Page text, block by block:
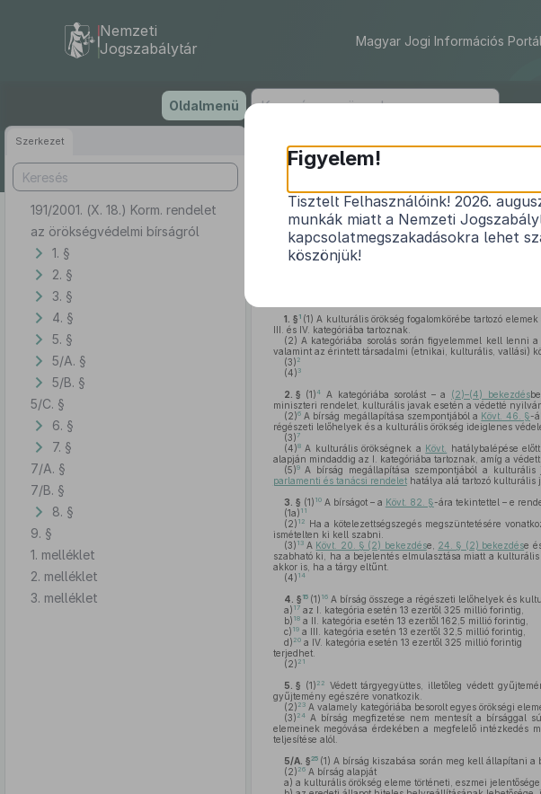
tartalomra
Nemzeti
Jogszabálytár
Magyar Jogi Információs Portál
Oldalmenü
Szerkezet
191/2001. (X. 18.) Korm. rendelet
az örökségvédelmi bírságról
1. §
2. §
3. §
4. §
5. §
5/A. §
5/B. §
5/C. §
6. §
7. §
7/A. §
7/B. §
8. §
9. §
1. melléklet
2. melléklet
3. melléklet
191/
az
1. § 1 (1) A kulturális örökség fogalomkörébe tartozó
III. és IV. kategóriába tartoznak.
(2) A kategóriába sorolás során figyelemmel kell lenni
valamint az érintett társadalmi (etnikai, kulturális, vallási)
(3) 2
(4) 3
2. § (1)4 A kategóriába sorolást – a (2)–(4) bekezdés
miniszteri rendelet, kulturális javak esetén a védetté
(2)6A bírság megállapítása szempontjából a Kövt. 46. §-
régészeti lelőhelyek és a kulturális örökség ideiglenes
(3)7
(4)8A kulturális örökségnek a Kövt.
hatálybalépése
alapján mindaddig az I. kategóriába tartoznak, amíg a
(5)9A bírság megállapítása szempontjából a kulturális
parlamenti és tanácsi rendelethatálya alá tartozó kulturális
3. § (1) 10A bírságot – a Kövt. 82. §-ára tekintettel – e
(1a) 11
(2) 12
Ha a kötelezettségszegés megszüntetésére
ismételten ki kell szabni.
(3) 13A Kövt. 20. § (2) bekezdése, 24. § (2) bekezdése
szabható ki, ha a bejelentés elmulasztása miatt a
akkor is, ha a tárgy eltűnt.
(4) 14
4. § 15 (1) 16A bírság összege a régészeti lelőhelyek és
a) 17az I. kategória esetén 13 ezertől 325 millió forintig,
b) 18a II. kategória esetén 13 ezertől 162,5 millió forintig,
c) 19a III. kategória esetén 13 ezertől 32,5 millió forintig,
d) 20a IV. kategória esetén 13 ezertől 325 millió forintig
terjedhet.
(2) 21
5. § (1) 22 Védett tárgyegyüttes, illetőleg védett
gyűjtemény egészére vonatkozik.
(2) 23A valamely kategóriába besorolt egyes örökségi
(3) 24A bírság megfizetése nem mentesít a bírsággal
elemeinek megóvása érdekében a megfelelő intézkedés
teljesítése alól.
5/A. §25 (1) A bírság kiszabása során meg kell állapítani a
(2) 26A bírság alapját
a) a kulturális örökség eleme történeti, eszmei jelentősége
Figyelem!
Tisztelt Felhasználóink! 2026.
munkák miatt a Nemzeti
kapcsolatmegszakadásokra lehet
köszönjük!